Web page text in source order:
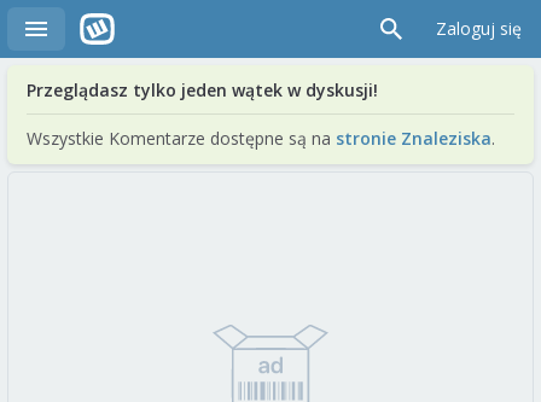
Zaloguj się
Przeglądasz tylko jeden wątek w dyskusji!
Wszystkie Komentarze dostępne są na stronie Znaleziska.